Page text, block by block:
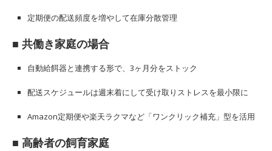
定期便の配送頻度を増やして在庫分散管理
■ 共働き家庭の場合
自動給餌器と連携する形で、3ヶ月分をストック
配送スケジュールは週末着にして受け取りストレスを最小限に
Amazon定期便や楽天ラクマなど「ワンクリック補充」型を活用
■ 高齢者の飼育家庭